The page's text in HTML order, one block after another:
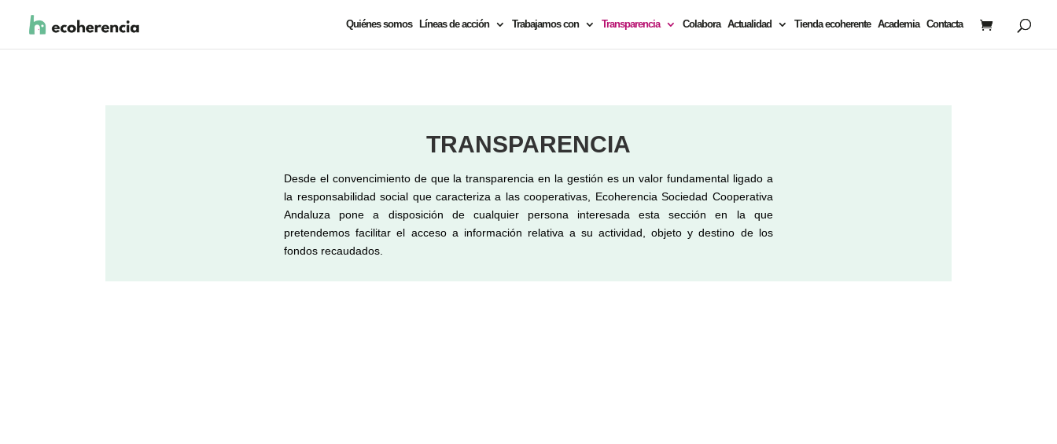
Quiénes somos Líneas de acción Trabajamos con Transparencia Colabora Actualidad Tienda ecoherente Academia Contacta
TRANSPARENCIA
Desde el convencimiento de que la transparencia en la gestión es un valor fundamental ligado a
la responsabilidad social que caracteriza a las cooperativas, Ecoherencia Sociedad Cooperativa
Andaluza pone a disposición de cualquier persona interesada esta sección en la que
pretendemos facilitar el acceso a información relativa a su actividad, objeto y destino de los
fondos recaudados.